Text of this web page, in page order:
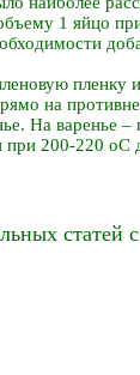
1 яйцо
на
На варенье –
200-220 оC
статей с